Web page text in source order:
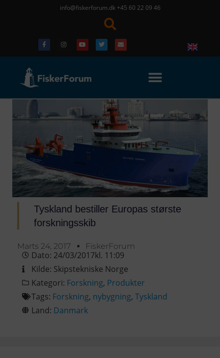
info@fiskerforum.dk +45 60 22 09 46
Tyskland bestiller Europas største
forskningsskib
Marts 24, 2017 FiskerForum
Dato: 24/03/2017kl. 11:09
Kilde: Skipstekniske Norge
Kategori: Forskning, Produkter
Tags: Forskning, nybygning, Tyskland
Land: Danmark